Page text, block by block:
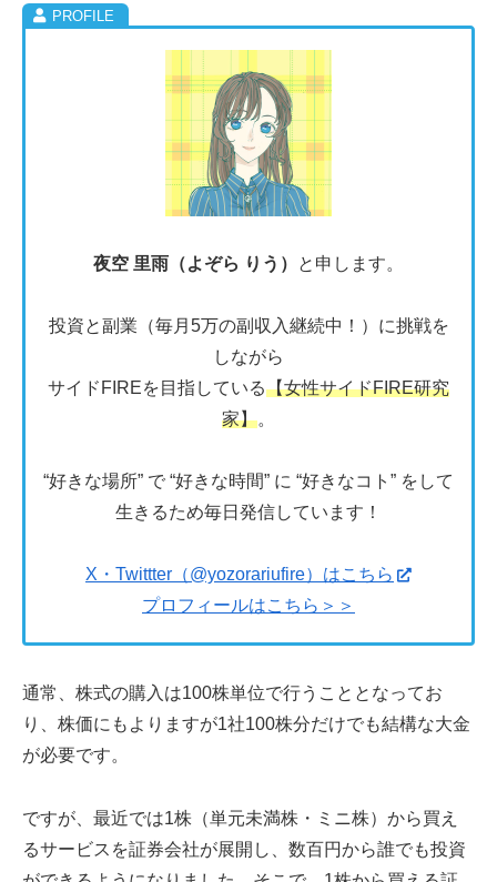
夜空 里雨（よぞら りう） と申します。
投資と副業（毎月5万の副収入継続中！）に挑戦を
しながら
サイドFIREを目指している【女性サイドFIRE研究
家】。
“好きな場所” で “好きな時間” に “好きなコト” をして
生きるため毎日発信しています！
X・Twittter（@yozorariufire）はこちら
プロフィールはこちら＞＞
通常、株式の購入は100株単位で行うこととなってお
り、株価にもよりますが1社100株分だけでも結構な大金
が必要です。
ですが、最近では1株（単元未満株・ミニ株）から買え
るサービスを証券会社が展開し、数百円から誰でも投資